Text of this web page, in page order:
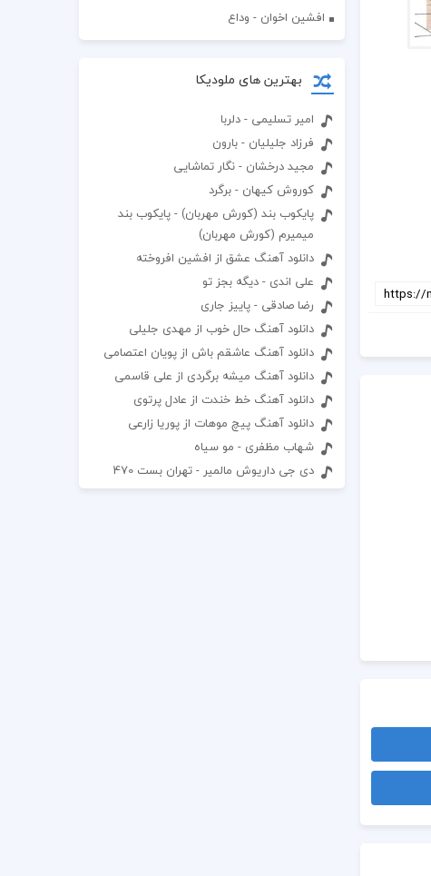
افشين اخوان - وداع
بهترین های ملودیکا
امیر تسلیمی - دلربا
فرزاد جلیلیان - بارون
مجید درخشان - نگار تماشایی
کوروش کیهان - برگرد
پایکوب بند (کورش مهربان) - پایکوب بند
میمیرم (کورش مهربان)
دانلود آهنگ عشق از افشین افروخته
علی اندی - دیگه بجز تو
رضا صادقی - پاییز جاری
دانلود آهنگ حال خوب از مهدی جلیلی
دانلود آهنگ عاشقم باش از پویان اعتصامی
دانلود آهنگ میشه برگردی از علی قاسمی
دانلود آهنگ خط خندت از عادل پرتوی
دانلود آهنگ پیچ موهات از پوریا زارعی
شهاب مظفری - مو سیاه
دی جی داریوش مالمیر - تهران بست 470